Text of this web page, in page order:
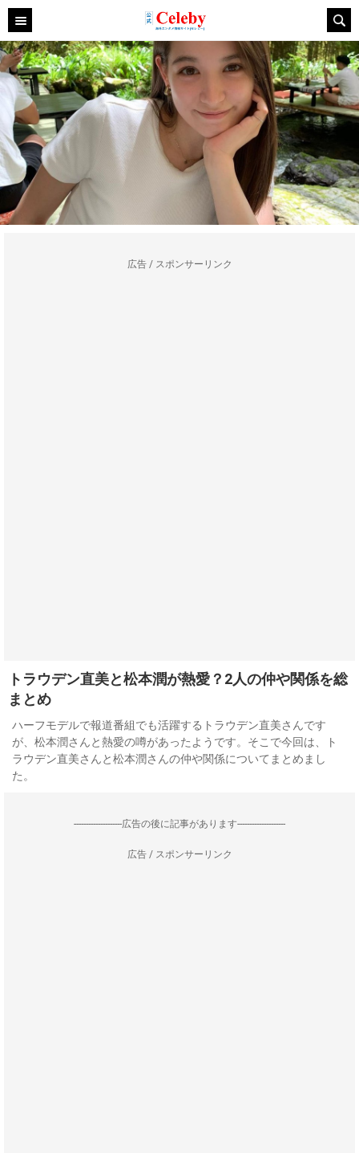
広告 / スポンサーリンク
トラウデン直美と松本潤が熱愛？2人の仲や関係を総
まとめ
ハーフモデルで報道番組でも活躍するトラウデン直美さんです
が、松本潤さんと熱愛の噂があったようです。そこで今回は、ト
ラウデン直美さんと松本潤さんの仲や関係についてまとめまし
た。
--------------------広告の後に記事があります--------------------
広告 / スポンサーリンク